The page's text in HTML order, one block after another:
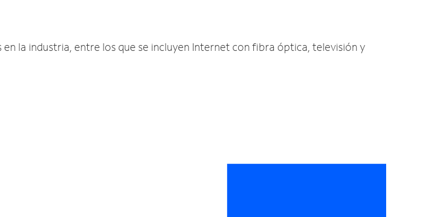
la industria, entre los que se incluyen Internet con fibra óptica, televisión y